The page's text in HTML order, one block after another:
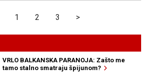
1 2 3 >
VRLO BALKANSKA PARANOJA: Zašto me
tamo stalno smatraju špijunom?